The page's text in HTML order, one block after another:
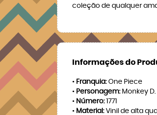
coleção de qualquer
Informações do
• Franquia: One Piece
• Personagem: Monkey
• Número: 1771
• Material: Vinil de alta